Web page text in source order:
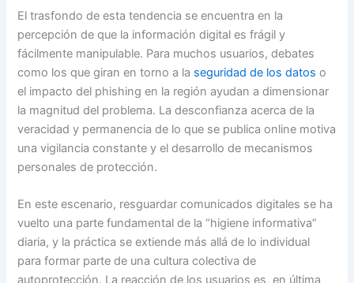
El trasfondo de esta tendencia se encuentra en la
percepción de que la información digital es frágil y
fácilmente manipulable. Para muchos usuarios, debates
como los que giran en torno a la seguridad de los datos o
el impacto del phishing en la región ayudan a dimensionar
la magnitud del problema. La desconfianza acerca de la
veracidad y permanencia de lo que se publica online motiva
una vigilancia constante y el desarrollo de mecanismos
personales de protección.
En este escenario, resguardar comunicados digitales se ha
vuelto una parte fundamental de la “higiene informativa”
diaria, y la práctica se extiende más allá de lo individual
para formar parte de una cultura colectiva de
autoprotección. La reacción de los usuarios es, en última